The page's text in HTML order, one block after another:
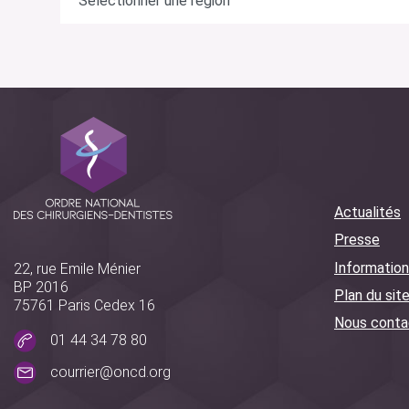
22, rue Emile Ménier
BP 2016
75761 Paris Cedex 16
01 44 34 78 80
courrier@oncd.org
Actualités
Presse
Plan du site
Nous